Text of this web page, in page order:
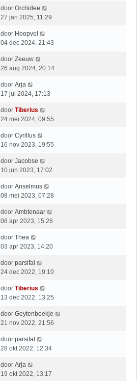
door Orchidee
27 jan 2025, 11:29
door Hoopvol
04 dec 2024, 21:43
door Zeeuw
26 aug 2024, 20:14
door Arja
17 jul 2024, 17:13
door Tiberius
24 mei 2024, 09:55
door Cyrillus
16 nov 2023, 19:55
door Jacobse
10 jun 2023, 17:02
door Anselmus
08 mei 2023, 07:28
door Ambtenaar
08 apr 2023, 15:26
door Thea
03 apr 2023, 14:20
door parsifal
24 dec 2022, 19:10
door Tiberius
13 dec 2022, 13:25
door Geytenbeekje
21 nov 2022, 21:56
door parsifal
28 okt 2022, 12:34
door Arja
19 okt 2022, 13:17